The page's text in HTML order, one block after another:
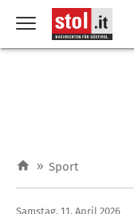
» Sport
Samstag, 11. April 2026